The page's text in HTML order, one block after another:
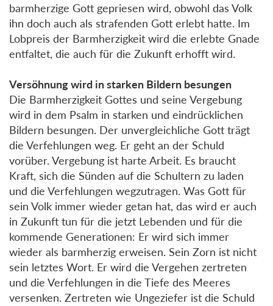
barmherzige Gott gepriesen wird, obwohl das Volk
ihn doch auch als strafenden Gott erlebt hatte. Im
Lobpreis der Barmherzigkeit wird die erlebte Gnade
entfaltet, die auch für die Zukunft erhofft wird.
Versöhnung wird in starken Bildern besungen
Die Barmherzigkeit Gottes und seine Vergebung
wird in dem Psalm in starken und eindrücklichen
Bildern besungen. Der unvergleichliche Gott trägt
die Verfehlungen weg. Er geht an der Schuld
vorüber. Vergebung ist harte Arbeit. Es braucht
Kraft, sich die Sünden auf die Schultern zu laden
und die Verfehlungen wegzutragen. Was Gott für
sein Volk immer wieder getan hat, das wird er auch
in Zukunft tun für die jetzt Lebenden und für die
kommende Generationen: Er wird sich immer
wieder als barmherzig erweisen. Sein Zorn ist nicht
sein letztes Wort. Er wird die Vergehen zertreten
und die Verfehlungen in die Tiefe des Meeres
versenken. Zertreten wie Ungeziefer ist die Schuld